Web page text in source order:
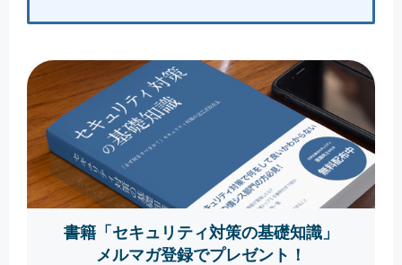
書籍「セキュリティ対策の基礎知識」
メルマガ登録でプレゼント！